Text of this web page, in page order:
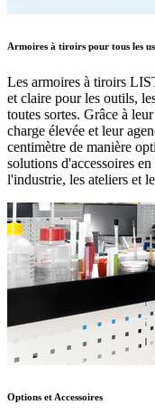
Armoires à tiroirs pour tous les
Les armoires à tiroirs
et claire pour les outils,
toutes sortes. Grâce à
charge élevée et leur
centimètre de manière
solutions d'accessoires
l'industrie, les ateliers et
Options et Accessoires